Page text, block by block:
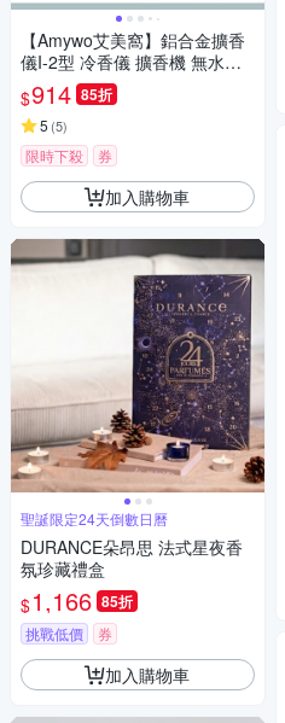
【Amywo艾美窩】鋁合金擴香
儀I-2型 冷香儀 擴香機 無水擴
香儀 純精油噴香機 車載香薰機
擴香儀 香薰機
$914 85折
5 (5)
限時下殺 券
加入購物車
聖誕限定24天倒數日曆
DURANCE朵昂思 法式星夜香
氛珍藏禮盒
$1,166 85折
挑戰低價 券
加入購物車